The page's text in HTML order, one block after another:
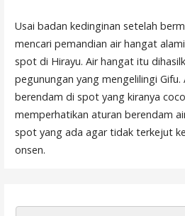
Usai badan kedinginan setelah
mencari pemandian air hangat
spot di Hirayu. Air hangat itu
pegunungan yang mengelilingi
berendam di spot yang kiranya
memperhatikan aturan berendam
spot yang ada agar tidak terkejut
onsen.